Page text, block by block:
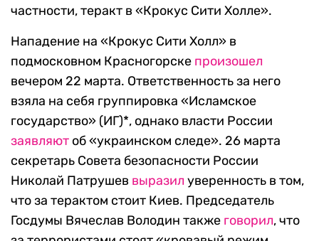
частности, теракт в «Крокус Сити Холле».
Нападение на «Крокус Сити Холл» в
подмосковном Красногорске произошел
вечером 22 марта. Ответственность за него
взяла на себя группировка «Исламское
государство» (ИГ)*, однако власти России
заявляют об «украинском следе». 26 марта
секретарь Совета безопасности России
Николай Патрушев выразил уверенность в том,
что за терактом стоит Киев. Председатель
Госдумы Вячеслав Володин также говорил, что